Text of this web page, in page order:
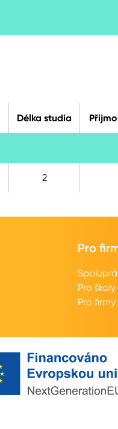
Délka studia
2
Pro
Pro školy
Pro firmy